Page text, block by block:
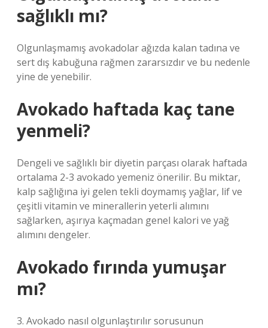
sağlıklı mı?
Olgunlaşmamış avokadolar ağızda kalan tadına ve
sert dış kabuğuna rağmen zararsızdır ve bu nedenle
yine de yenebilir.
Avokado haftada kaç tane
yenmeli?
Dengeli ve sağlıklı bir diyetin parçası olarak haftada
ortalama 2-3 avokado yemeniz önerilir. Bu miktar,
kalp sağlığına iyi gelen tekli doymamış yağlar, lif ve
çeşitli vitamin ve minerallerin yeterli alımını
sağlarken, aşırıya kaçmadan genel kalori ve yağ
alımını dengeler.
Avokado fırında yumuşar
mı?
3. Avokado nasıl olgunlaştırılır sorusunun